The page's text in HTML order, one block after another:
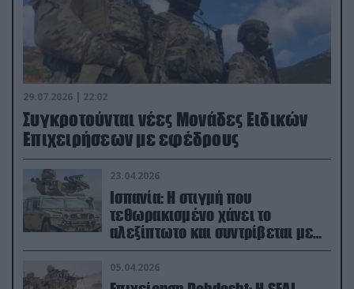
29.07.2026 | 22:02
Συγκροτούνται νέες Μονάδες Ειδικών
Επιχειρήσεων με εφέδρους
23.04.2026
Ισπανία: Η στιγμή που
τεθωρακισμένο χάνει το
αλεξίπτωτο και συντρίβεται με
ορμή στο έδαφος (βίντεο)
05.04.2026